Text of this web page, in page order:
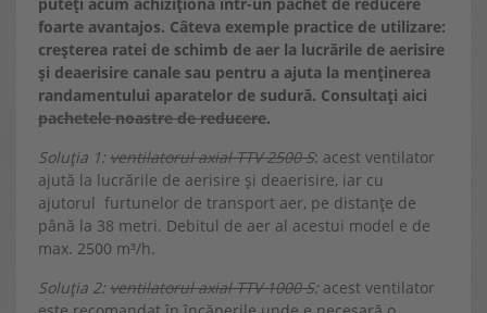
foarte avantajos. Câteva exemple practice de utilizare:
creșterea ratei de schimb de aer la lucrările de aerisire
și deaerisire canale sau pentru a ajuta la menținerea
randamentului aparatelor de sudură. Consultați aici
pachetele noastre de reducere.
Soluția 1: ventilatorul axial TTV 2500 S: acest ventilator
ajută la lucrările de aerisire și deaerisire, iar cu
ajutorul furtunelor de transport aer, pe distanțe de
până la 38 metri. Debitul de aer al acestui model e de
max. 2500 m³/h.
Soluția 2: ventilatorul axial TTV 1000 S: acest ventilator